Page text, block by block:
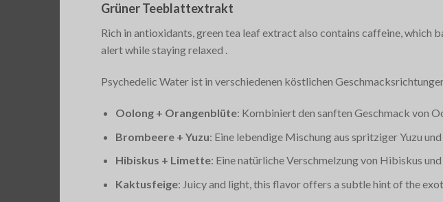
Grüner Teeblattextrakt
Rich in antioxidants, green tea leaf extract also contains caffeine, which
alert while staying relaxed​ .
Psychedelic Water ist in verschiedenen köstlichen
Oolong + Orangenblüte: Kombiniert den sanften Geschmack von
Brombeere + Yuzu: Eine lebendige Mischung aus spritziger Yuzu
Hibiskus + Limette: Eine natürliche Verschmelzung von Hibiskus
Kaktusfeige: Juicy and light, this flavor offers a subtle hint of the